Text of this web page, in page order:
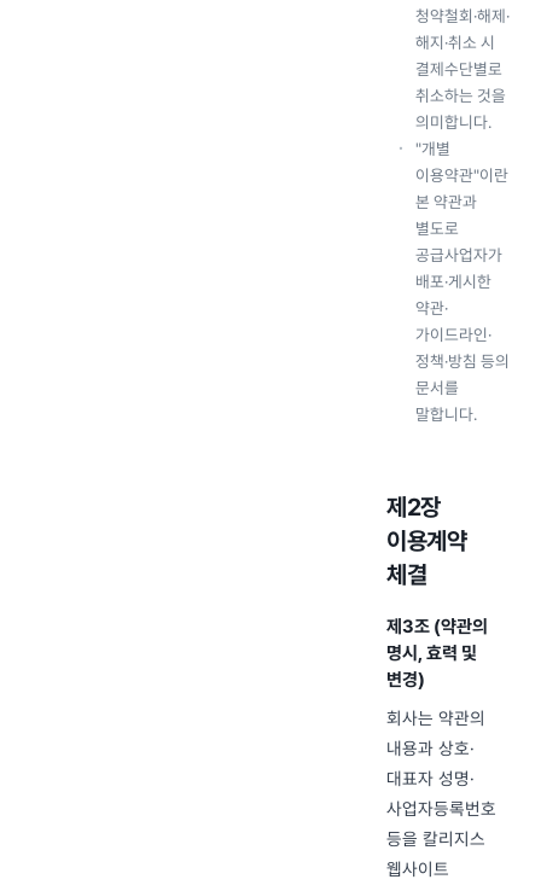
청약철회·해제·
해지·취소 시
결제수단별로
취소하는 것을
의미합니다.
"개별
이용약관"이란
본 약관과
별도로
공급사업자가
배포·게시한
약관·
가이드라인·
정책·방침 등의
문서를
말합니다.
제2장
이용계약
체결
제3조 (약관의
명시, 효력 및
변경)
회사는 약관의
내용과 상호·
대표자 성명·
사업자등록번호
등을 칼리지스
웹사이트